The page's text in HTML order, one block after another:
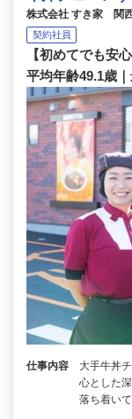
株式会社 すき家 関
契約社員
【初めてでも安
平均年齢49.1歳
仕事内容
大手牛丼
心とした
落ち着い